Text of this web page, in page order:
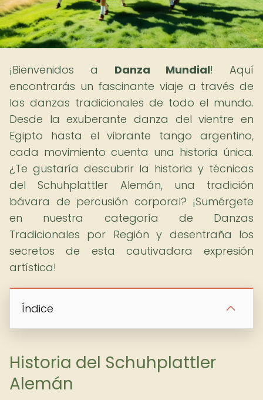
¡Bienvenidos a Danza Mundial! Aquí
encontrarás un fascinante viaje a través de
las danzas tradicionales de todo el mundo.
Desde la exuberante danza del vientre en
Egipto hasta el vibrante tango argentino,
cada movimiento cuenta una historia única.
¿Te gustaría descubrir la historia y técnicas
del Schuhplattler Alemán, una tradición
bávara de percusión corporal? ¡Sumérgete
en nuestra categoría de Danzas
Tradicionales por Región y desentraña los
secretos de esta cautivadora expresión
artística!
Índice
Historia del Schuhplattler
Alemán